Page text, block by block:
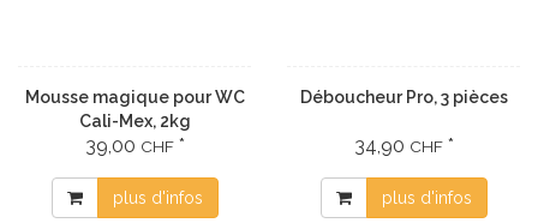
Mousse magique pour WC
Cali-Mex, 2kg
39,00 CHF*
plus d'infos
Déboucheur Pro, 3 pièces
34,90 CHF*
plus d'infos